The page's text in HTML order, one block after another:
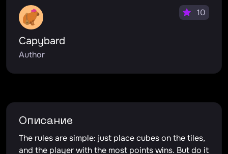
Capybard
Author
10
Описание
The rules are simple: just place cubes on the tiles,
and the player with the most points wins. But do it